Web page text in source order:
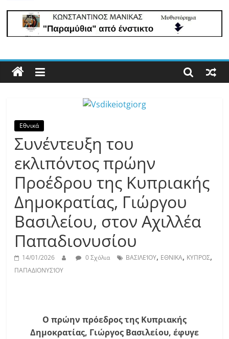
άποψη
τέλους…
Εθνικά
Συνέντευξη του
εκλιπόντος πρώην
Προέδρου της Κυπριακής
Δημοκρατίας, Γιώργου
Βασιλείου, στον Αχιλλέα
Παπαδιονυσίου
14/01/2026 0 Σχόλια ΒΑΣΙΛΕΊΟΥ, ΕΘΝΙΚΑ, ΚΥΠΡΟΣ,
ΠΑΠΑΔΙΟΝΥΣΊΟΥ
Ο πρώην πρόεδρος της Κυπριακής
Δημοκρατίας, Γιώργος Βασιλείου, έφυγε